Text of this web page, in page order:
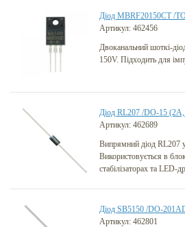
Діод MBRF20150CT /
Артикул: 462456
Двоканальний шоткі-
150V. Підходить для
Діод RL207 /DO-15
Артикул: 462689
Випрямний діод RL207
Використовується в
стабілізаторах та LED-
Діод SB5150 /DO-
Артикул: 462801